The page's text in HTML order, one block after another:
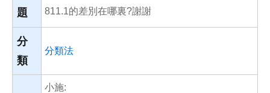
題
811.1的差別在哪裏?謝謝
分
類
分類法
小施: